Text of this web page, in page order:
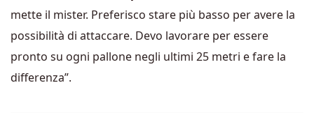
mette il mister. Preferisco stare più basso per avere la
possibilità di attaccare. Devo lavorare per essere
pronto su ogni pallone negli ultimi 25 metri e fare la
differenza”.